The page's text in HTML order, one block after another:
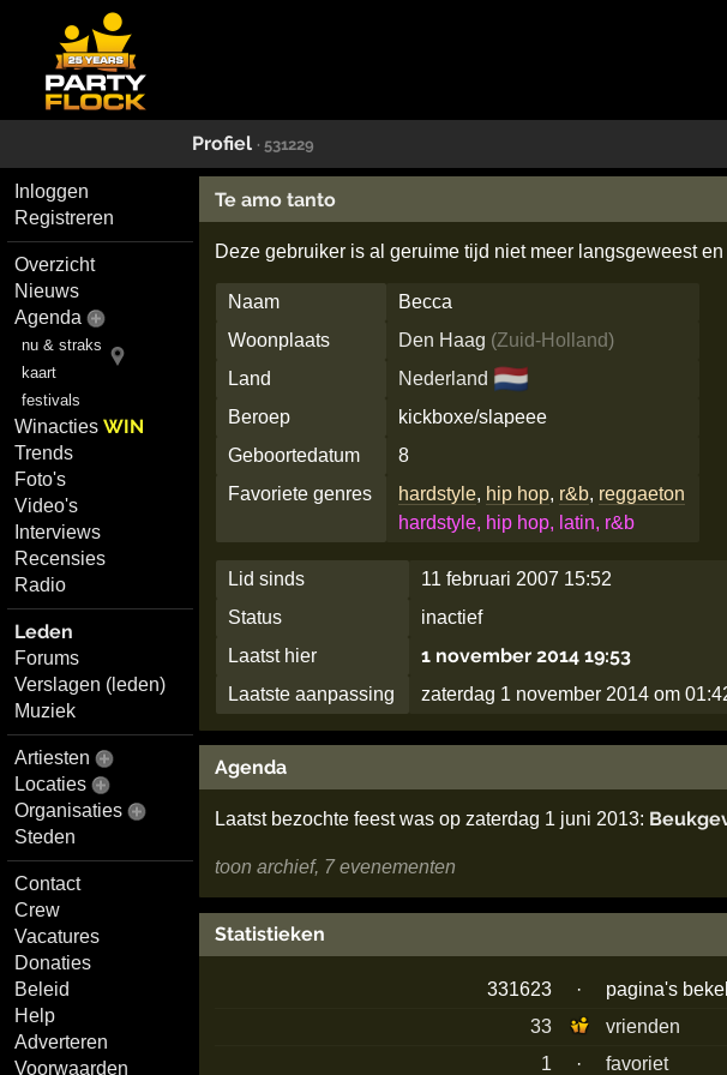
Profiel · 531229
Inloggen
Registreren
Overzicht
Nieuws
Agenda
nu & straks
kaart
festivals
WinactiesWIN
Trends
Foto's
Video's
Interviews
Recensies
Radio
Leden
Forums
Verslagen (leden)
Muziek
Artiesten
Locaties
Organisaties
Steden
Contact
Crew
Vacatures
Donaties
Beleid
Help
Adverteren
Voorwaarden
Te amo tanto
Deze gebruiker is al geruime tijd niet meer langsgeweest
Naam
Becca
Woonplaats
Den Haag (Zuid-Holland)
Land
Nederland 🇳🇱
Beroep
kickboxe/slapeee
Geboortedatum
8
Favoriete genres
hardstyle, hip hop, r&b, reggaeton
hardstyle, hip hop, latin, r&b
Lid sinds
11 februari 2007 15:52
Status
inactief
Laatst hier
1 november 2014 19:53
Laatste aanpassing zaterdag 1 november 2014 om
Agenda
Laatst bezochte feest was op zaterdag 1 juni 2013:
toon archief, 7 evenementen
Statistieken
331623 ·
pagina's
33
vrienden
1
· favoriet